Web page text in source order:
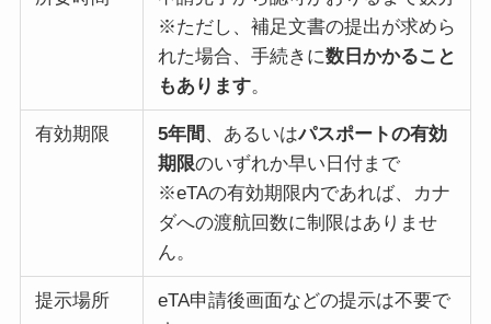
※ただし、補足文書の提出が求めら
れた場合、手続きに数日かかること
もあります。
有効期限 5年間 、あるいはパスポートの有効
期限のいずれか早い日付まで
※eTAの有効期限内であれば、カナ
ダへの渡航回数に制限はありませ
ん。
提示場所
eTA申請後画面などの提示は不要で